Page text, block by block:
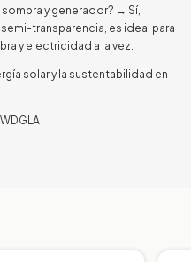
y generador? → Sí,
transparencia, es ideal para
y electricidad a la vez.
solar y la sustentabilidad en